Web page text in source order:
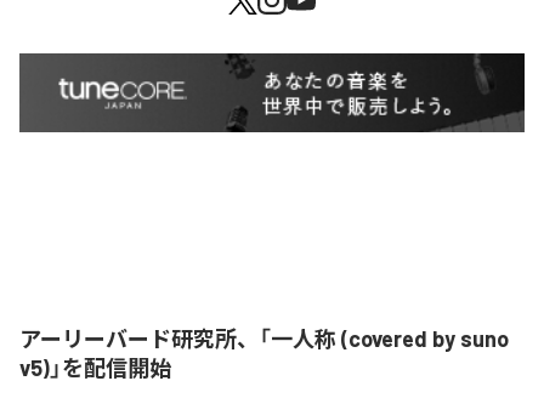
アーリーバード研究所、「一人称 (covered by suno
v5)」を配信開始